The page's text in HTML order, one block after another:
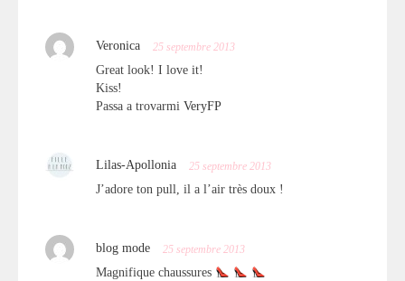
Veronica 25 septembre 2013
Great look! I love it!
Kiss!
Passa a trovarmi VeryFP
Lilas-Apollonia 25 septembre 2013
J’adore ton pull, il a l’air très doux !
blog mode 25 septembre 2013
Magnifique chaussures